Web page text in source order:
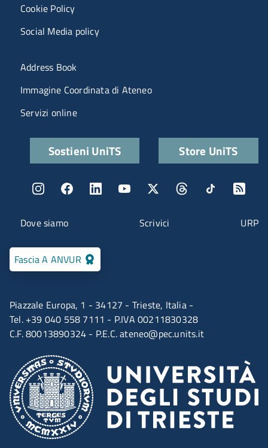
Piazzale Europa, 1 - 34127 - Trieste, Italia -
Tel. +39 040 558 7111 - P.IVA 00211830328
C.F. 80013890324 - P.E.C.ateneo@pec.units.it
Fascia A ANVUR
Menu contatti
Dove siamo Scrivici URP
Cookie Policy
Social Media policy
Menu portale
Address Book
Immagine Coordinata di Ateneo
Servizi online
Quick linksSostieni UniTS Store UniTS
Menu social